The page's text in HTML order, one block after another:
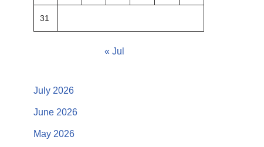
31
« Jul
July 2026
June 2026
May 2026